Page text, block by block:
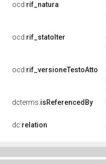
ocd:rif_natura
ocd:rif_statoIter
ocd:rif_versioneTestoAtto
dcterms:isReferencedBy
dc:relation